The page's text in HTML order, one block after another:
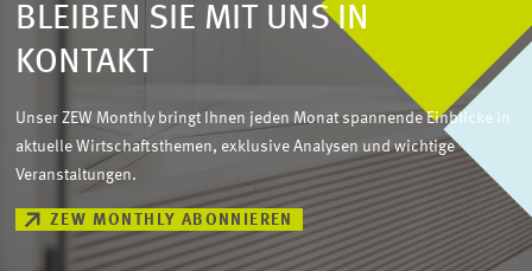
BLEIBEN SIE MIT UNS IN
KONTAKT
Unser ZEW Monthly bringt Ihnen jeden Monat spannende Einblicke in
aktuelle Wirtschaftsthemen, exklusive Analysen und wichtige
Veranstaltungen.
ZEW MONTHLY ABONNIEREN